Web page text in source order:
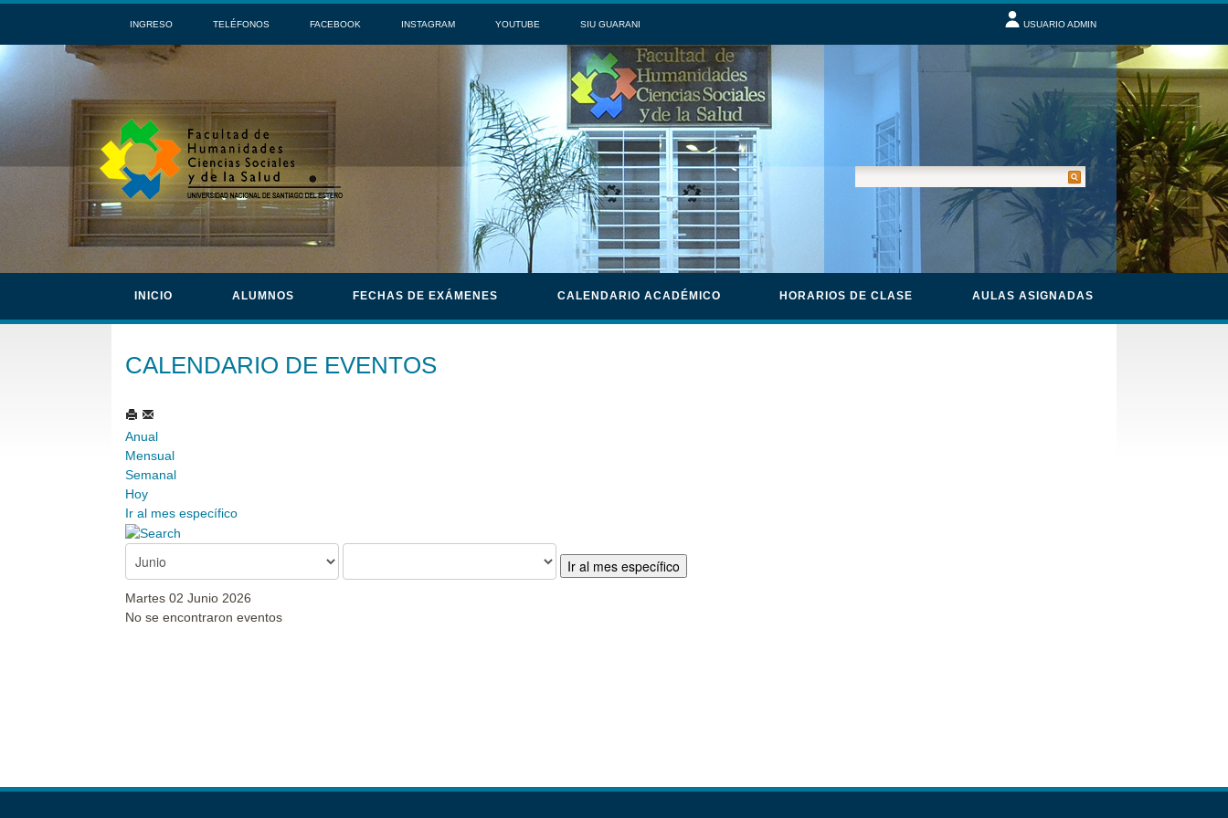
INGRESO TELÉFONOS FACEBOOK INSTAGRAM YOUTUBE SIU GUARANI USUARIO ADMIN
INICIO ALUMNOS FECHAS DE EXÁMENES CALENDARIO ACADÉMICO HORARIOS DE CLASE AULAS ASIGNADAS
CALENDARIO DE EVENTOS
Anual
Mensual
Semanal
Hoy
Ir al mes específico
Ir al mes específico
Martes 02 Junio 2026
No se encontraron eventos